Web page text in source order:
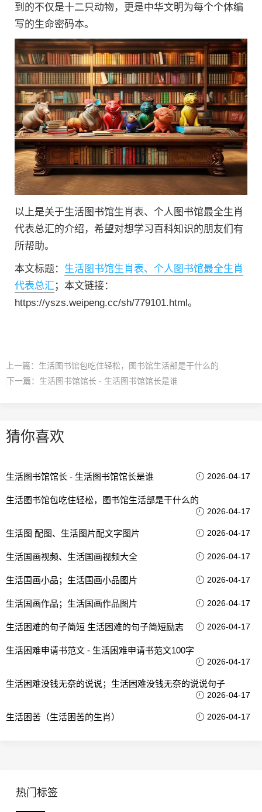
到的不仅是十二只动物，更是中华文明为每个个体编
写的生命密码本。
以上是关于生活图书馆生肖表、个人图书馆最全生肖
代表总汇的介绍，希望对想学习百科知识的朋友们有
所帮助。
本文标题： 生活图书馆生肖表、个人图书馆最全生肖
代表总汇 ；本文链接：
https://yszs.weipeng.cc/sh/779101.html。
上一篇： 生活图书馆包吃住轻松，图书馆生活部是干什么的
下一篇： 生活图书馆馆长 - 生活图书馆馆长是谁
猜你喜欢
生活图书馆馆长 - 生活图书馆馆长是谁 2026-04-17
生活图书馆包吃住轻松，图书馆生活部是干什么的
2026-04-17
生活图 配图、生活图片配文字图片 2026-04-17
生活国画视频、生活国画视频大全 2026-04-17
生活国画小品；生活国画小品图片 2026-04-17
生活国画作品；生活国画作品图片 2026-04-17
生活困难的句子简短 生活困难的句子简短励志 2026-04-17
生活困难申请书范文 - 生活困难申请书范文100字
2026-04-17
生活困难没钱无奈的说说；生活困难没钱无奈的说说句子
2026-04-17
生活困苦（生活困苦的生肖） 2026-04-17
热门标签